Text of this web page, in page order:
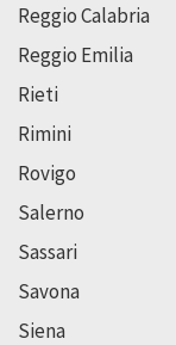
Reggio Calabria
Reggio Emilia
Rieti
Rimini
Rovigo
Salerno
Sassari
Savona
Siena